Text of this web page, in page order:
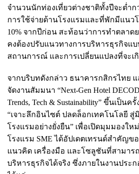
จำนวนนักท่องเที่ยวต่างชาติทั้งปีจะต่ำ
การใช้จ่ายด้านโรงแรมและที่พักมีแนว
10% จากปีก่อน สะท้อนว่าการทำตลาด
คงต้องปรับแนวทางการบริหารธุรกิจแบ
สถานการณ์ และการเปลี่ยนแปลงที่จะเ
จากบริบทดังกล่าว ธนาคารกสิกรไทย แ
จัดงานสัมมนา “Next-Gen Hotel
Trends, Tech & Sustainability” ขึ้นเป็น
“เจาะลึกอินไซต์ ปลดล็อกเทคโนโลยี สู่
โรงแรมอย่างยั่งยืน” เพื่อเปิดมุมมองให
โรงแรม SME ได้อัปเดตเทรนด์สำคัญข
แนวคิด เครื่องมือ และโซลูชันที่สามาร
บริหารธุรกิจได้จริง ซึ่งภายในงานประ